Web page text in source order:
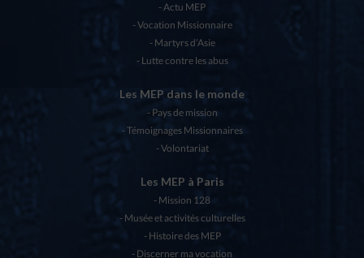
Actu MEP
Vocation Missionnaire
Martyrs d’Asie
Lutte contre les abus
Les MEP dans le monde
Pays de mission
Témoignages Missionnaires
Volontariat
Les MEP à Paris
Mission 128
Musée et activités culturelles
Histoire des MEP
Discerner ma vocation